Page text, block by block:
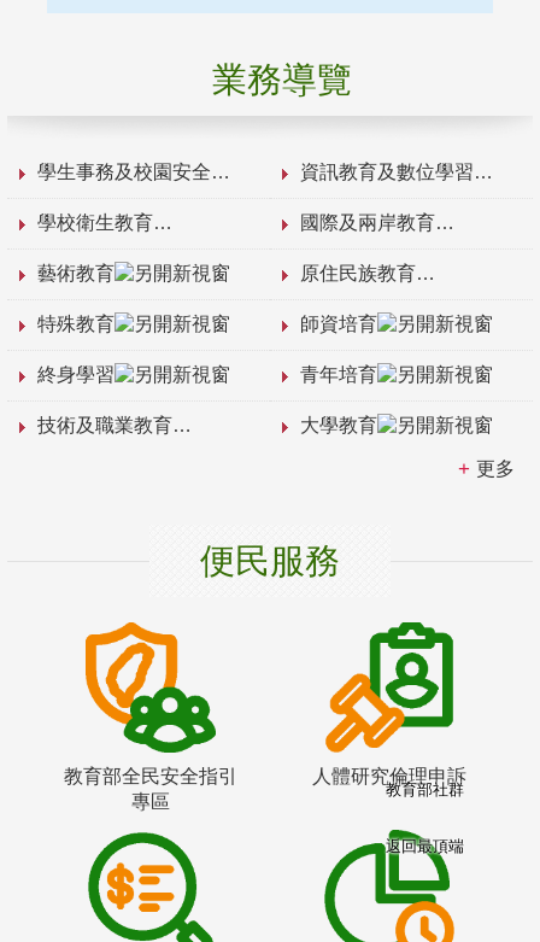
業務導覽
學生事務及校園安全 資訊教育及數位學習
學校衛生教育 國際及兩岸教育
藝術教育 原住民族教育
特殊教育 師資培育
終身學習 青年培育
技術及職業教育 大學教育
更多
便民服務
教育部全民安全指引
專區
人體研究倫理申訴
教育部社群
返回最頂端